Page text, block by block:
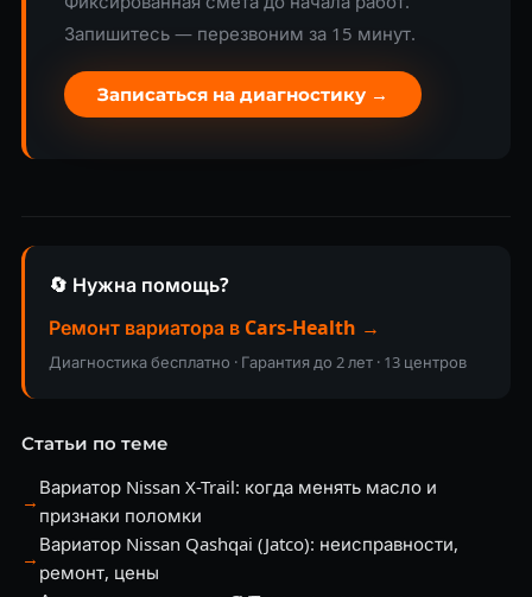
Запишитесь — перезвоним за 15 минут.
Записаться на диагностику →
🔄 Нужна помощь?
Ремонт вариатора в Cars-Health →
Диагностика бесплатно · Гарантия до 2 лет · 13 центров
Статьи по теме
→
Вариатор Nissan X-Trail: когда менять масло и
признаки поломки
→
Вариатор Nissan Qashqai (Jatco): неисправности,
ремонт, цены